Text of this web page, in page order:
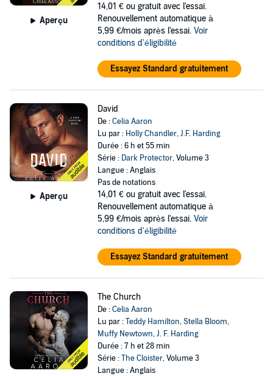
Aperçu
14,01 € ou gratuit avec l'essai.
Renouvellement automatique à
5,99 €/mois après l'essai. Voir
conditions d'éligibilité
Essayez Standard gratuitement
Aperçu
David
De :Celia Aaron
Lu par : Holly Chandler,J.F. Harding
Durée : 6 h et 55 min
Série : Dark Protector, Volume 3
Langue : Anglais
Pas de notations
14,01 € ou gratuit avec l'essai.
Renouvellement automatique à
5,99 €/mois après l'essai. Voir
conditions d'éligibilité
Essayez Standard gratuitement
The Church
De :Celia Aaron
Lu par :Teddy Hamilton,Stella Bloom,
Muffy Newtown,J. F. Harding
Durée : 7 h et 28 min
Série :The Cloister, Volume 3
Langue : Anglais